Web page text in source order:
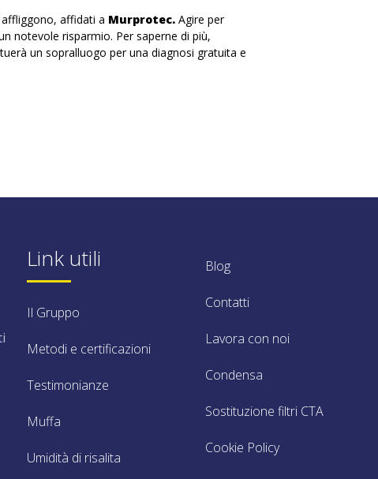
affidati a Murprotec. Agire per
notevole risparmio. Per saperne di più,
un sopralluogo per una diagnosi gratuita e
Link utili
Il Gruppo
Metodi e certificazioni
Testimonianze
Muffa
Umidità di risalita
Blog
Contatti
Lavora con noi
Condensa
Sostituzione filtri CTA
Cookie Policy